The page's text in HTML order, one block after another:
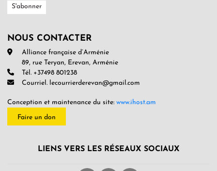
NOUS CONTACTER
Alliance française d’Arménie
89, rue Teryan, Erevan, Arménie
Tél. +37498 801238
Courriel. lecourrierderevan@gmail.com
Conception et maintenance du site: www.ihost.am
Faire un don
LIENS VERS LES RÉSEAUX SOCIAUX